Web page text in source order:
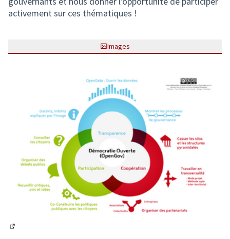
activement sur ces thématiques !
Images